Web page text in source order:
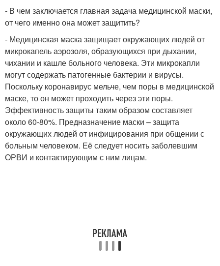
- В чем заключается главная задача медицинской маски,
от чего именно она может защитить?
- Медицинская маска защищает окружающих людей от
микрокапель аэрозоля, образующихся при дыхании,
чихании и кашле больного человека. Эти микрокапли
могут содержать патогенные бактерии и вирусы.
Поскольку коронавирус мельче, чем поры в медицинской
маске, то он может проходить через эти поры.
Эффективность защиты таким образом составляет
около 60-80%. Предназначение маски – защита
окружающих людей от инфицирования при общении с
больным человеком. Её следует носить заболевшим
ОРВИ и контактирующим с ним лицам.